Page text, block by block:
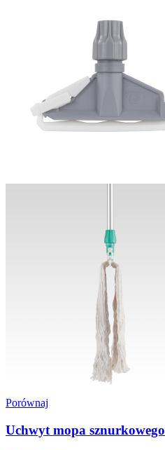
Porównaj
Uchwyt mopa sznurkowego